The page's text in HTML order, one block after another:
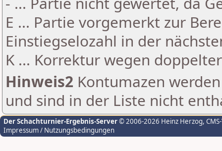
E ... Partie vorgemerkt zur
Einstiegselozahl in der
K ... Korrektur wegen
Hinweis2 Kontumazen
und sind in der Liste nicht
Der Schachturnier-Ergebnis-Server© 2006-2026 Heinz Herzog,
Impressum / Nutzungsbedingungen